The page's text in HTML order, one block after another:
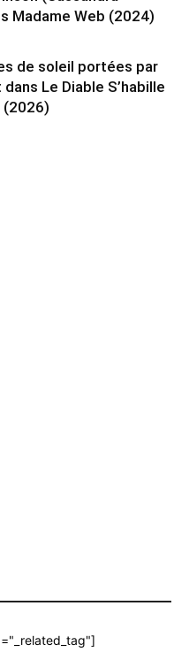
Madame Web (2024)
de soleil portées par
dans Le Diable S’habille
(2026)